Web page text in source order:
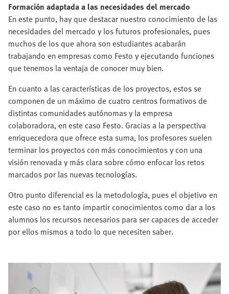
Formación adaptada a las necesidades del mercado
En este punto, hay que destacar nuestro conocimiento de las
necesidades del mercado y los futuros profesionales, pues
muchos de los que ahora son estudiantes acabarán
trabajando en empresas como Festo y ejecutando funciones
que tenemos la ventaja de conocer muy bien.
En cuanto a las características de los proyectos, estos se
componen de un máximo de cuatro centros formativos de
distintas comunidades autónomas y la empresa
colaboradora, en este caso Festo. Gracias a la perspectiva
enriquecedora que ofrece esta suma, los profesores suelen
terminar los proyectos con más conocimientos y con una
visión renovada y más clara sobre cómo enfocar los retos
marcados por las nuevas tecnologías.
Otro punto diferencial es la metodología, pues el objetivo en
este caso no es tanto impartir conocimientos como dar a los
alumnos los recursos necesarios para ser capaces de acceder
por ellos mismos a todo lo que necesiten saber.